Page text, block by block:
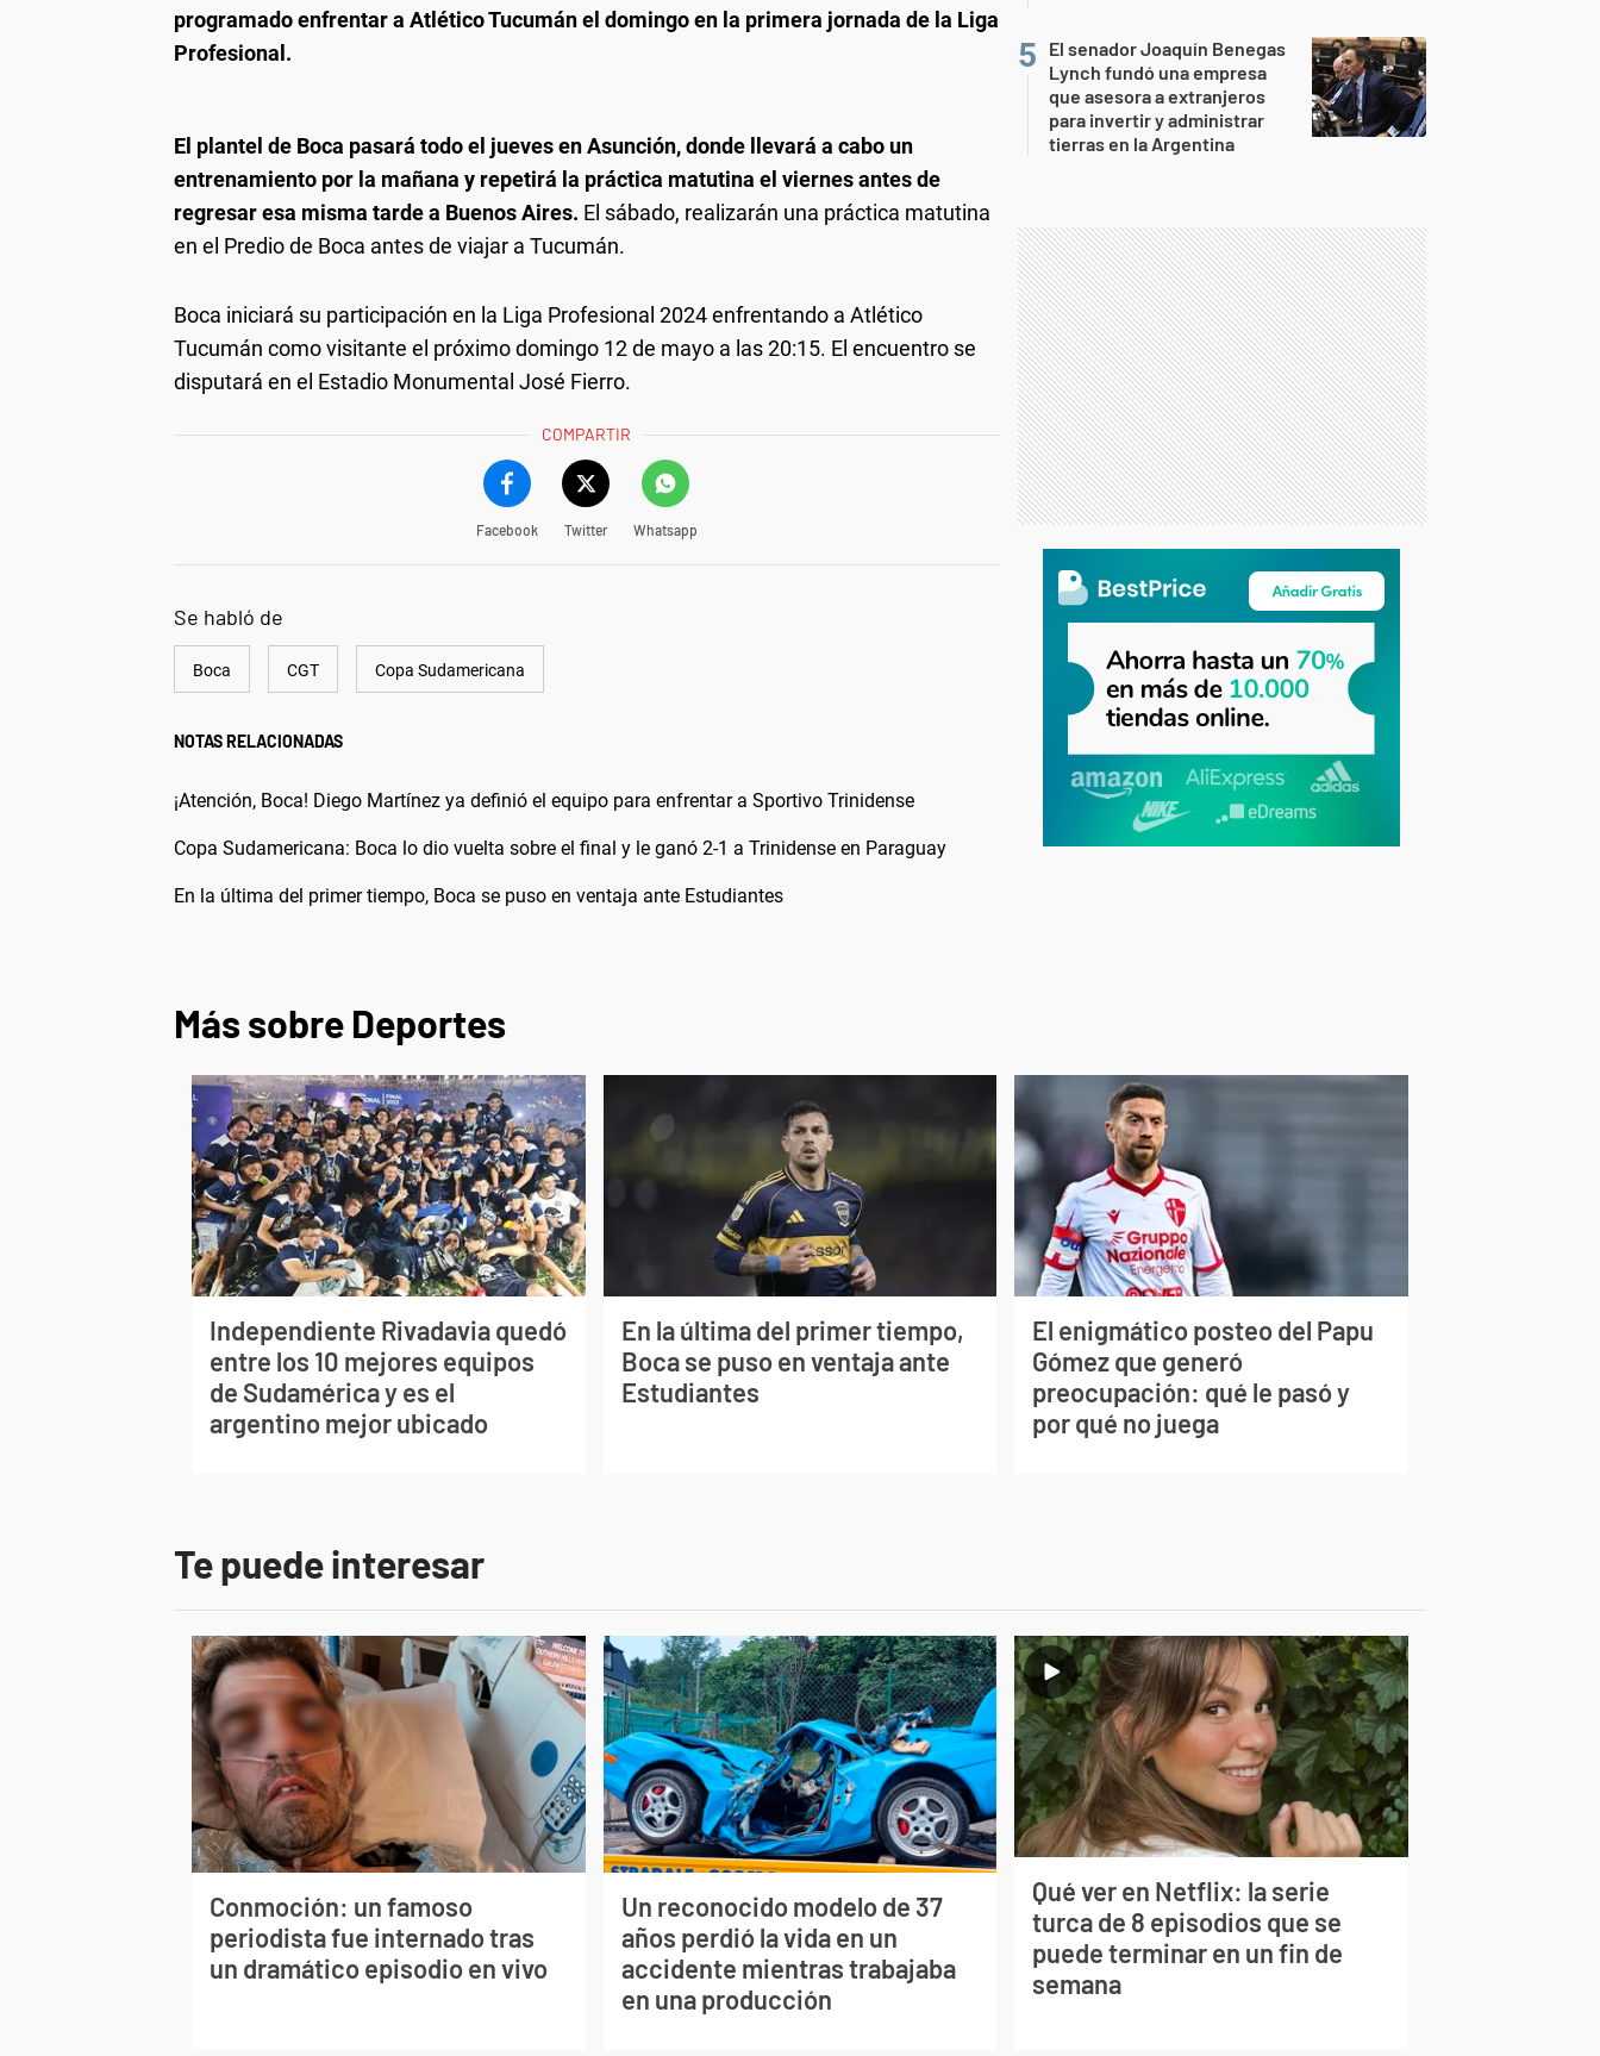
programado enfrentar a Atlético Tucumán el domingo en la primera jornada de la Liga
Profesional.
El plantel de Boca pasará todo el jueves en Asunción, donde llevará a cabo un
entrenamiento por la mañana y repetirá la práctica matutina el viernes antes de
regresar esa misma tarde a Buenos Aires. El sábado, realizarán una práctica matutina
en el Predio de Boca antes de viajar a Tucumán.
Boca iniciará su participación en la Liga Profesional 2024 enfrentando a Atlético
Tucumán como visitante el próximo domingo 12 de mayo a las 20:15. El encuentro se
disputará en el Estadio Monumental José Fierro.
COMPARTIR
Facebook Twitter Whatsapp
Se habló de
Boca CGT Copa Sudamericana
NOTAS RELACIONADAS
¡Atención, Boca! Diego Martínez ya definió el equipo para enfrentar a Sportivo Trinidense
Copa Sudamericana: Boca lo dio vuelta sobre el final y le ganó 2-1 a Trinidense en Paraguay
En la última del primer tiempo, Boca se puso en ventaja ante Estudiantes
El senador Joaquín Benegas
Lynch fundó una empresa
que asesora a extranjeros
para invertir y administrar
tierras en la Argentina
Más sobre Deportes
Independiente Rivadavia quedó
entre los 10 mejores equipos
de Sudamérica y es el
argentino mejor ubicado
En la última del primer tiempo,
Boca se puso en ventaja ante
Estudiantes
El enigmático posteo del Papu
Gómez que generó
preocupación: qué le pasó y
por qué no juega
Te puede interesar
Conmoción: un famoso
periodista fue internado tras
un dramático episodio en vivo
Un reconocido modelo de 37
años perdió la vida en un
accidente mientras trabajaba
en una producción
Qué ver en Netflix: la serie
turca de 8 episodios que se
puede terminar en un fin de
semana